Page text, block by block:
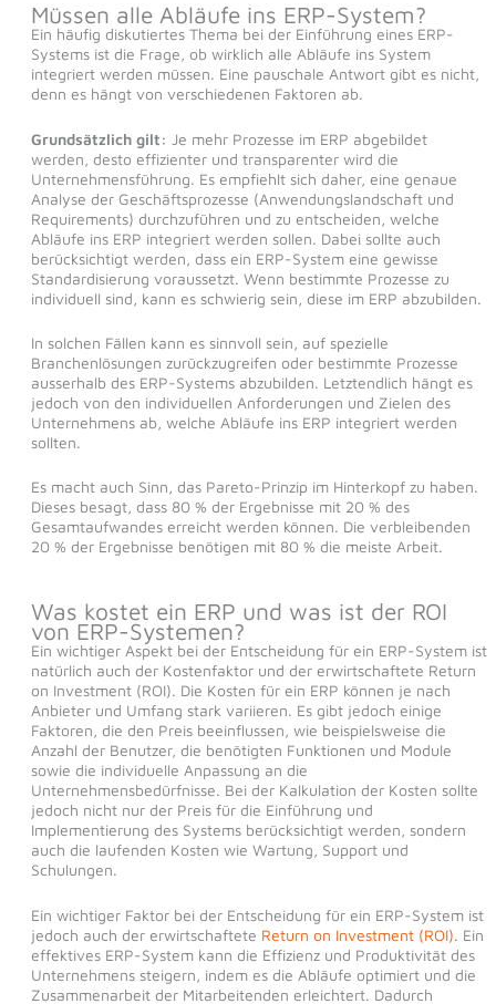
Müssen alle Abläufe ins ERP-System?
Ein häufig diskutiertes Thema bei der Einführung eines ERP-
Systems ist die Frage, ob wirklich alle Abläufe ins System
integriert werden müssen. Eine pauschale Antwort gibt es nicht,
denn es hängt von verschiedenen Faktoren ab.
Grundsätzlich gilt: Je mehr Prozesse im ERP abgebildet
werden, desto effizienter und transparenter wird die
Unternehmensführung. Es empfiehlt sich daher, eine genaue
Analyse der Geschäftsprozesse (Anwendungslandschaft und
Requirements) durchzuführen und zu entscheiden, welche
Abläufe ins ERP integriert werden sollen. Dabei sollte auch
berücksichtigt werden, dass ein ERP-System eine gewisse
Standardisierung voraussetzt. Wenn bestimmte Prozesse zu
individuell sind, kann es schwierig sein, diese im ERP abzubilden.
In solchen Fällen kann es sinnvoll sein, auf spezielle
Branchenlösungen zurückzugreifen oder bestimmte Prozesse
ausserhalb des ERP-Systems abzubilden. Letztendlich hängt es
jedoch von den individuellen Anforderungen und Zielen des
Unternehmens ab, welche Abläufe ins ERP integriert werden
sollten.
Es macht auch Sinn, das Pareto-Prinzip im Hinterkopf zu haben.
Dieses besagt, dass 80 % der Ergebnisse mit 20 % des
Gesamtaufwandes erreicht werden können. Die verbleibenden
20 % der Ergebnisse benötigen mit 80 % die meiste Arbeit.
Was kostet ein ERP und was ist der ROI
von ERP-Systemen?
Ein wichtiger Aspekt bei der Entscheidung für ein ERP-System ist
natürlich auch der Kostenfaktor und der erwirtschaftete Return
on Investment (ROI). Die Kosten für ein ERP können je nach
Anbieter und Umfang stark variieren. Es gibt jedoch einige
Faktoren, die den Preis beeinflussen, wie beispielsweise die
Anzahl der Benutzer, die benötigten Funktionen und Module
sowie die individuelle Anpassung an die
Unternehmensbedürfnisse. Bei der Kalkulation der Kosten sollte
jedoch nicht nur der Preis für die Einführung und
Implementierung des Systems berücksichtigt werden, sondern
auch die laufenden Kosten wie Wartung, Support und
Schulungen.
Ein wichtiger Faktor bei der Entscheidung für ein ERP-System ist
jedoch auch der erwirtschaftete Return on Investment (ROI). Ein
effektives ERP-System kann die Effizienz und Produktivität des
Unternehmens steigern, indem es die Abläufe optimiert und die
Zusammenarbeit der Mitarbeitenden erleichtert. Dadurch